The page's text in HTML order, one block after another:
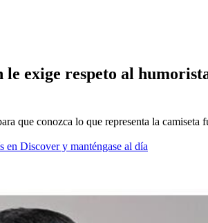
exige respeto al
que conozca lo que representa la camiseta
en Discover y manténgase al día